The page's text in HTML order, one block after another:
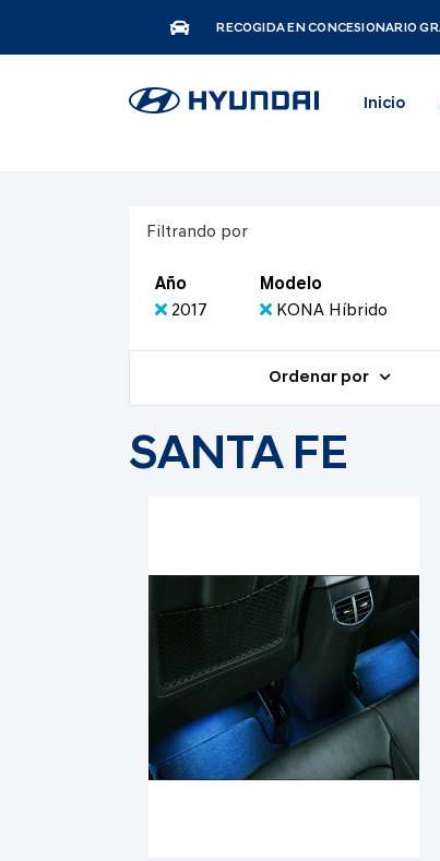
RECOGIDA EN CONCESIONARIO
Inicio
Filtrando por
Año
2017
Modelo
KONA Híbrido
Ordenar por
SANTA FE